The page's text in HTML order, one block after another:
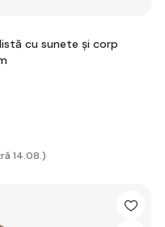
cu sunete și corp
14.08.)